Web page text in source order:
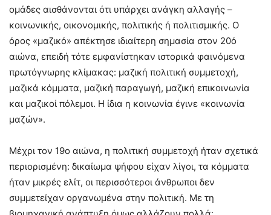
ομάδες αισθάνονται ότι υπάρχει ανάγκη αλλαγής –
κοινωνικής, οικονομικής, πολιτικής ή πολιτισμικής. Ο
όρος «μαζικό» απέκτησε ιδιαίτερη σημασία στον 20ό
αιώνα, επειδή τότε εμφανίστηκαν ιστορικά φαινόμενα
πρωτόγνωρης κλίμακας: μαζική πολιτική συμμετοχή,
μαζικά κόμματα, μαζική παραγωγή, μαζική επικοινωνία
και μαζικοί πόλεμοι. Η ίδια η κοινωνία έγινε «κοινωνία
μαζών».
Μέχρι τον 19ο αιώνα, η πολιτική συμμετοχή ήταν σχετικά
περιορισμένη: δικαίωμα ψήφου είχαν λίγοι, τα κόμματα
ήταν μικρές ελίτ, οι περισσότεροι άνθρωποι δεν
συμμετείχαν οργανωμένα στην πολιτική. Με τη